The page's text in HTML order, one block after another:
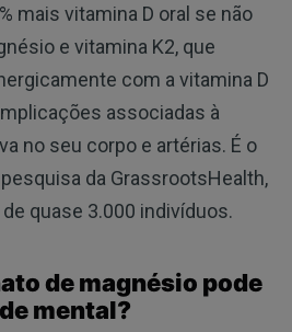
mais vitamina D oral se não
e vitamina K2, que
com a vitamina D
associadas à
no seu corpo e artérias. É o
da GrassrootsHealth,
quase 3.000 indivíduos.
de magnésio pode
mental?